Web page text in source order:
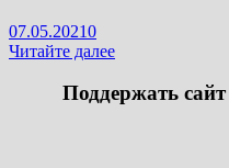
07.05.20210
Образец
публикации
Читайте далее
Поддержать